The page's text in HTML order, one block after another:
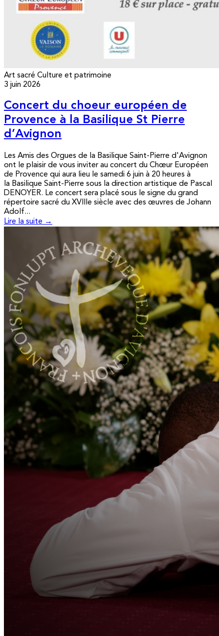
Art sacré Culture et patrimoine
3 juin 2026
Concert du choeur européen de
Provence à la Basilique St Pierre
d’Avignon
Les Amis des Orgues de la Basilique Saint-Pierre d'Avignon
ont le plaisir de vous inviter au concert du Chœur Européen
de Provence qui aura lieu le samedi 6 juin à 20 heures à
la Basilique Saint-Pierre sous la direction artistique de Pascal
DENOYER. Le concert sera placé sous le signe du grand
répertoire sacré du XVIIIe siècle avec des œuvres de Johann
Adolf...
Lire la suite →